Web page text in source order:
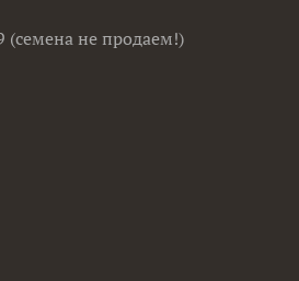
(семена не продаем!)